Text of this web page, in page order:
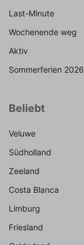
Last-Minute
Wochenende weg
Aktiv
Sommerferien 2026
Beliebt
Veluwe
Südholland
Zeeland
Costa Blanca
Limburg
Friesland